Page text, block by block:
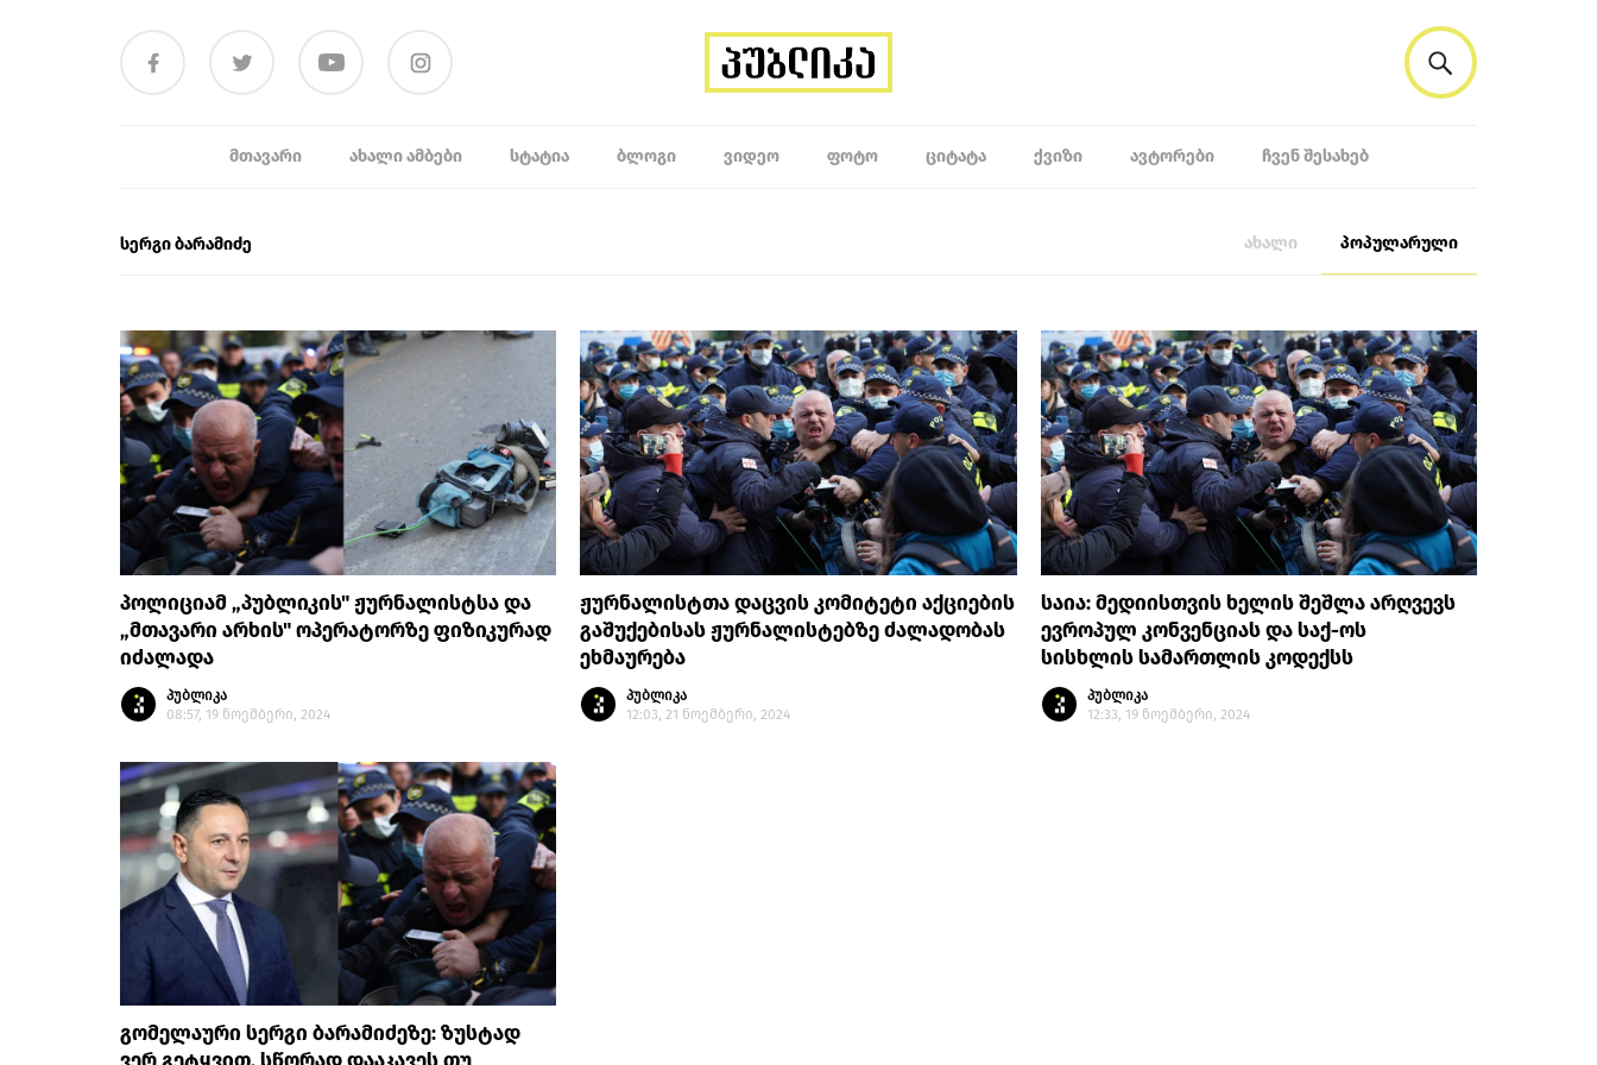
ᲛᲗᲐᲕᲐᲠᲘ ᲐᲮᲐᲚᲘ ᲐᲛᲑᲔᲑᲘ ᲡᲢᲐᲢᲘᲐ ᲑᲚᲝᲒᲘ ᲕᲘᲓᲔᲝ ᲤᲝᲢᲝ ᲪᲘᲢᲐᲢᲐ ᲥᲕᲘᲖᲘ ᲐᲕᲢᲝᲠᲔᲑᲘ ᲩᲕᲔᲜ ᲨᲔᲡᲐᲮᲔᲑ
სერგი ბარამიძე ახალი პოპულარული
პოლიციამ „პუბლიკის" ჟურნალისტსა და
„მთავარი არხის" ოპერატორზე ფიზიკურად
იძალადა
პუბლიკა
08:57, 19 ნოემბერი, 2024
ჟურნალისტთა დაცვის კომიტეტი აქციების
გაშუქებისას ჟურნალისტებზე ძალადობას
ეხმაურება
პუბლიკა
12:03, 21 ნოემბერი, 2024
საია: მედიისთვის ხელის შეშლა არღვევს
ევროპულ კონვენციას და საქ-ოს
სისხლის სამართლის კოდექსს
პუბლიკა
12:33, 19 ნოემბერი, 2024
გომელაური სერგი ბარამიძეზე: ზუსტად